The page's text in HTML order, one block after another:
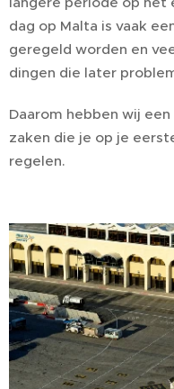
dag op Malta is vaak
geregeld worden en
dingen die later
Daarom hebben wij
zaken die je op je
regelen.